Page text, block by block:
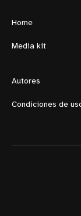
Home
Media kit
Autores
Condiciones de